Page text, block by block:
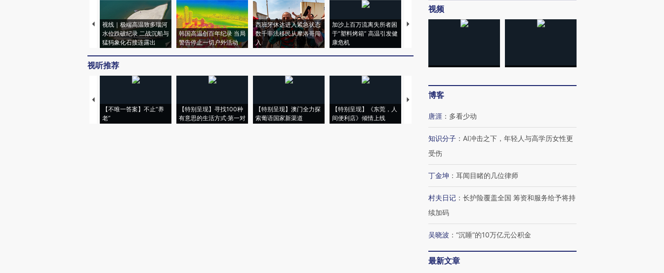
视线｜极端高温致多瑙河
水位跌破纪录 二战沉船与
猛犸象化石接连露出
韩国高温创百年纪录 当局
警告停止一切户外活动
西班牙休达进入紧急状态
数千非法移民从摩洛哥闯
入
加沙上百万流离失所者困
于“塑料烤箱” 高温引发健
康危机
视线｜HYROX的吸金
马航飞行员跨国走私7万
视听推荐
【不唯一答案】不止“养
老”
【特别呈现】寻找100种
有意思的生活方式·第一对
【特别呈现】澳门全力探
索葡语国家新渠道
【特别呈现】《东莞，人
间便利店》倾情上线
【推广】走进第四届链博
视频
博客
唐涯 ： 多看少动
知识分子 ： AI冲击之下，年轻人与高学历女性更
受伤
丁金坤 ： 耳闻目睹的几位律师
村夫日记 ： 长护险覆盖全国 筹资和服务给予将持
续加码
吴晓波 ： “沉睡”的10万亿元公积金
最新文章